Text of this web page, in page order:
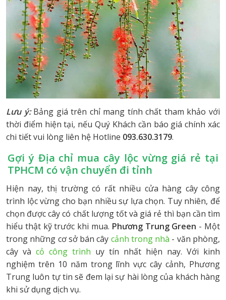
Lưu ý:Bảng giá trên chỉ mang tính chất tham khảo với
thời điểm hiện tại, nếu Quý Khách cần báo giá chính xác
chi tiết vui lòng liên hệ Hotline 093.630.3179.
Gợi ý Địa chỉ mua cây lộc vừng giá rẻ tại
TPHCM có vận chuyển đi tỉnh
Hiện nay, thị trường có rất nhiều cửa hàng cây công
trình lộc vừng cho bạn nhiều sự lựa chọn. Tuy nhiên, để
chọn được cây có chất lượng tốt và giá rẻ thì bạn cần tìm
hiểu thật kỹ trước khi mua. Phương Trung Green - Một
trong những cơ sở bán cây cảnh trong nhà - văn phòng,
cây và cỏ công trình uy tín nhất hiện nay. Với kinh
nghiệm trên 10 năm trong lĩnh vực cây cảnh, Phương
Trung luôn tự tin sẽ đem lại sự hài lòng của khách hàng
khi sử dụng dịch vụ.